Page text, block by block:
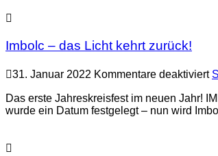
Imbolc – das Licht kehrt zurück!
31. Januar 2022 Kommentare deaktiviert
–
Das erste Jahreskreisfest im neuen Jahr!
wurde ein Datum festgelegt – nun wird